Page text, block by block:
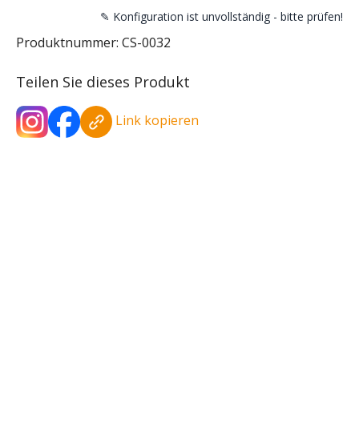
✎ Konfiguration ist unvollständig - bitte prüfen!
Produktnummer: CS-0032
Teilen Sie dieses Produkt
Link kopieren